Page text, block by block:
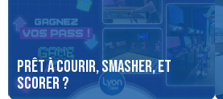
PRÊT À COURIR, SMASHER, ET
SCORER ?